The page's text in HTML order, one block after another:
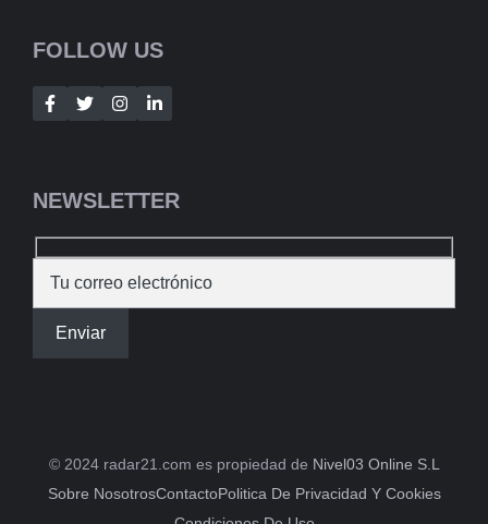
FOLLOW US
NEWSLETTER
© 2024 radar21.com es propiedad de Nivel03 Online S.L
Sobre NosotrosContactoPolitica De Privacidad Y Cookies